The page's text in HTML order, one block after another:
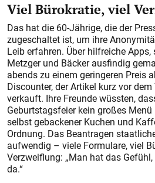
Viel Bürokratie, viel
Das hat die 60-Jährige, die der
zugeschaltet ist, um ihre
Leib erfahren. Über hilfreiche Apps,
Metzger und Bäcker ausfindig
abends zu einem geringeren Preis
Discounter, der Artikel kurz vor
verkauft. Ihre Freunde wüssten,
Geburtstagsfeier kein großes
selbst gebackener Kuchen und
Ordnung. Das Beantragen
aufwendig – viele Formulare, viel
Verzweiflung: „Man hat das
da.“